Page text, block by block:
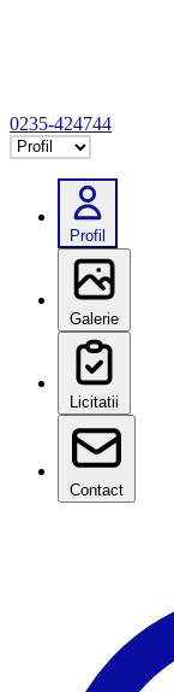
0235-424744
Selectează tab
Profil
Galerie
Licitatii
Contact